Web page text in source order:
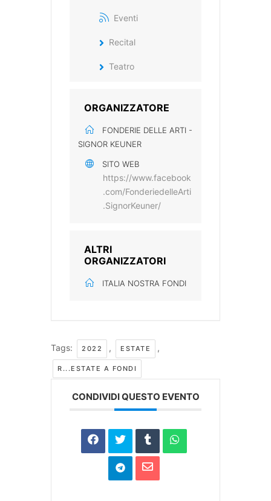
Eventi
Recital
Teatro
ORGANIZZATORE
FONDERIE DELLE ARTI -
SIGNOR KEUNER
SITO WEB
https://www.facebook
.com/FonderiedelleArti
.SignorKeuner/
ALTRI
ORGANIZZATORI
ITALIA NOSTRA FONDI
Tags: 2022 , ESTATE ,
R...ESTATE A FONDI
CONDIVIDI QUESTO EVENTO